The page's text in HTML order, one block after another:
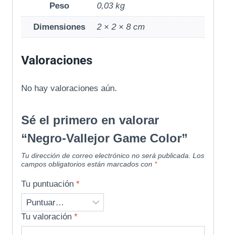
Peso 0,03 kg
Dimensiones 2 × 2 × 8 cm
Valoraciones
No hay valoraciones aún.
Sé el primero en valorar
“Negro-Vallejor Game Color”
Tu dirección de correo electrónico no será publicada. Los
campos obligatorios están marcados con *
Tu puntuación *
Tu valoración *